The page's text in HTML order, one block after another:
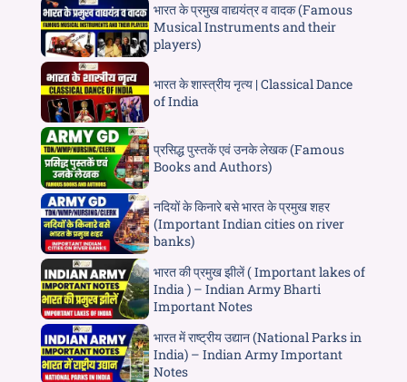
भारत के प्रमुख वाद्ययंत्र व वादक (Famous
Musical Instruments and their
players)
भारत के शास्त्रीय नृत्य | Classical Dance
of India
प्रसिद्ध पुस्तकें एवं उनके लेखक (Famous
Books and Authors)
नदियों के किनारे बसे भारत के प्रमुख शहर
(Important Indian cities on river
banks)
भारत की प्रमुख झीलें ( Important lakes of
India ) – Indian Army Bharti
Important Notes
भारत में राष्ट्रीय उद्यान (National Parks in
India) – Indian Army Important
Notes